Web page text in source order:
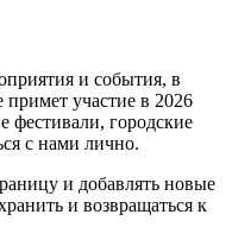
и события, в
участие в 2026
фестивали, городские
с нами лично.
и добавлять новые
и возвращаться к